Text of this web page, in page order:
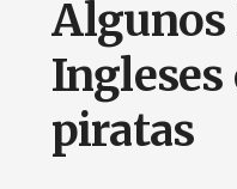
Algunos
piratas